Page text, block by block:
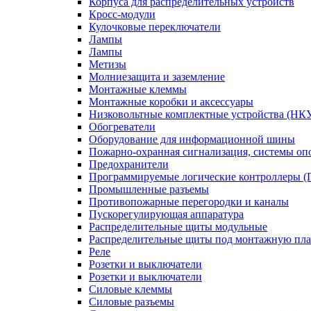
Кросс-модули
Кулочковые переключатели
Лампы
Лампы
Метизы
Молниезащита и заземление
Монтажные клеммы
Монтажные коробки и аксессуары
Низковольтные комплектные устройства
Обогреватели
Оборудование для информационной шины
Пожарно-охранная сигнализация, системы
Предохранители
Программируемые логические контроллеры
Промышленные разъемы
Противопожарные перегородки и каналы
Пускорегулирующая аппаратура
Распределительные щиты модульные
Распределительные щиты под монтажную
Реле
Розетки и выключатели
Розетки и выключатели
Силовые клеммы
Силовые разъемы